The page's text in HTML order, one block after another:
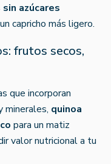
azúcares
capricho más ligero.
frutos secos,
que incorporan
minerales, quinoa
para un matiz
valor nutricional a tu